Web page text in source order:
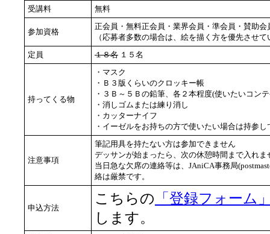
受講料 無料
参加資格
正会員・無料正会員・業界会員・準会員・賛助会
（応募者多数の場合は、絵を描く方を優先させ
定員
１８名 １５名
持ってくる物
・マスク
・Ｂ３版くらいのクロッキー帳
・３Ｂ～５Ｂの鉛筆、各２本程度(使いたいコン
・消しゴムまたは練り消し
・カッターナイフ
・イーゼルをお持ちの方で使いたい場合は持参し
注意事項
筆記用具を持たない方は参加できません
デッサンが始まったら、次の休憩時間まで入れ
当日急な欠席の連絡等は、JAniCA事務局
絡は厳禁です。
申込方法
こちらの 「登録フォーム
します。